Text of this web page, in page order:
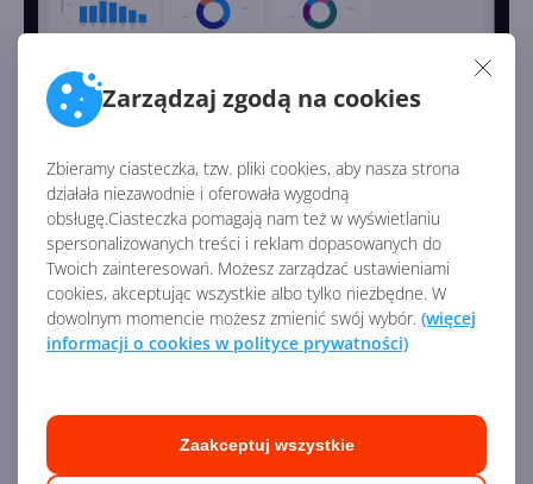
Zarządzaj zgodą na cookies
Zbieramy ciasteczka, tzw. pliki cookies, aby nasza strona
działała niezawodnie i oferowała wygodną
obsługę.Ciasteczka pomagają nam też w wyświetlaniu
spersonalizowanych treści i reklam dopasowanych do
Twoich zainteresowań. Możesz zarządzać ustawieniami
cookies, akceptując wszystkie albo tylko niezbędne. W
dowolnym momencie możesz zmienić swój wybór. (więcej
informacji o cookies w polityce prywatności)
Zaakceptuj wszystkie
ModułUsługi w Dynamics 365— jak sama nazwa
mówi — służy do zarządzania szeroko pojętymi usługami.
Dzięki niemu możesz zarządzać zleceniami na usługi,
przydzielaniem, ilością czasu, raportowaniem i analizą.
Ponadto moduł Usługi w łatwy sposób pozwala
planować spotkania i zarządzać nimi. Nie zabrakło
pozwalających zestawiać dane na mapach. Moduł Usługi
posiada również dedykowaną aplikację mobilną dla